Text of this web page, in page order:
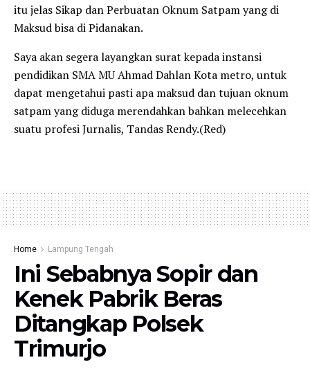
itu jelas Sikap dan Perbuatan Oknum Satpam yang di
Maksud bisa di Pidanakan.
Saya akan segera layangkan surat kepada instansi
pendidikan SMA MU Ahmad Dahlan Kota metro, untuk
dapat mengetahui pasti apa maksud dan tujuan oknum
satpam yang diduga merendahkan bahkan melecehkan
suatu profesi Jurnalis, Tandas Rendy.(Red)
Home Lampung Tengah
Ini Sebabnya Sopir dan
Kenek Pabrik Beras
Ditangkap Polsek
Trimurjo